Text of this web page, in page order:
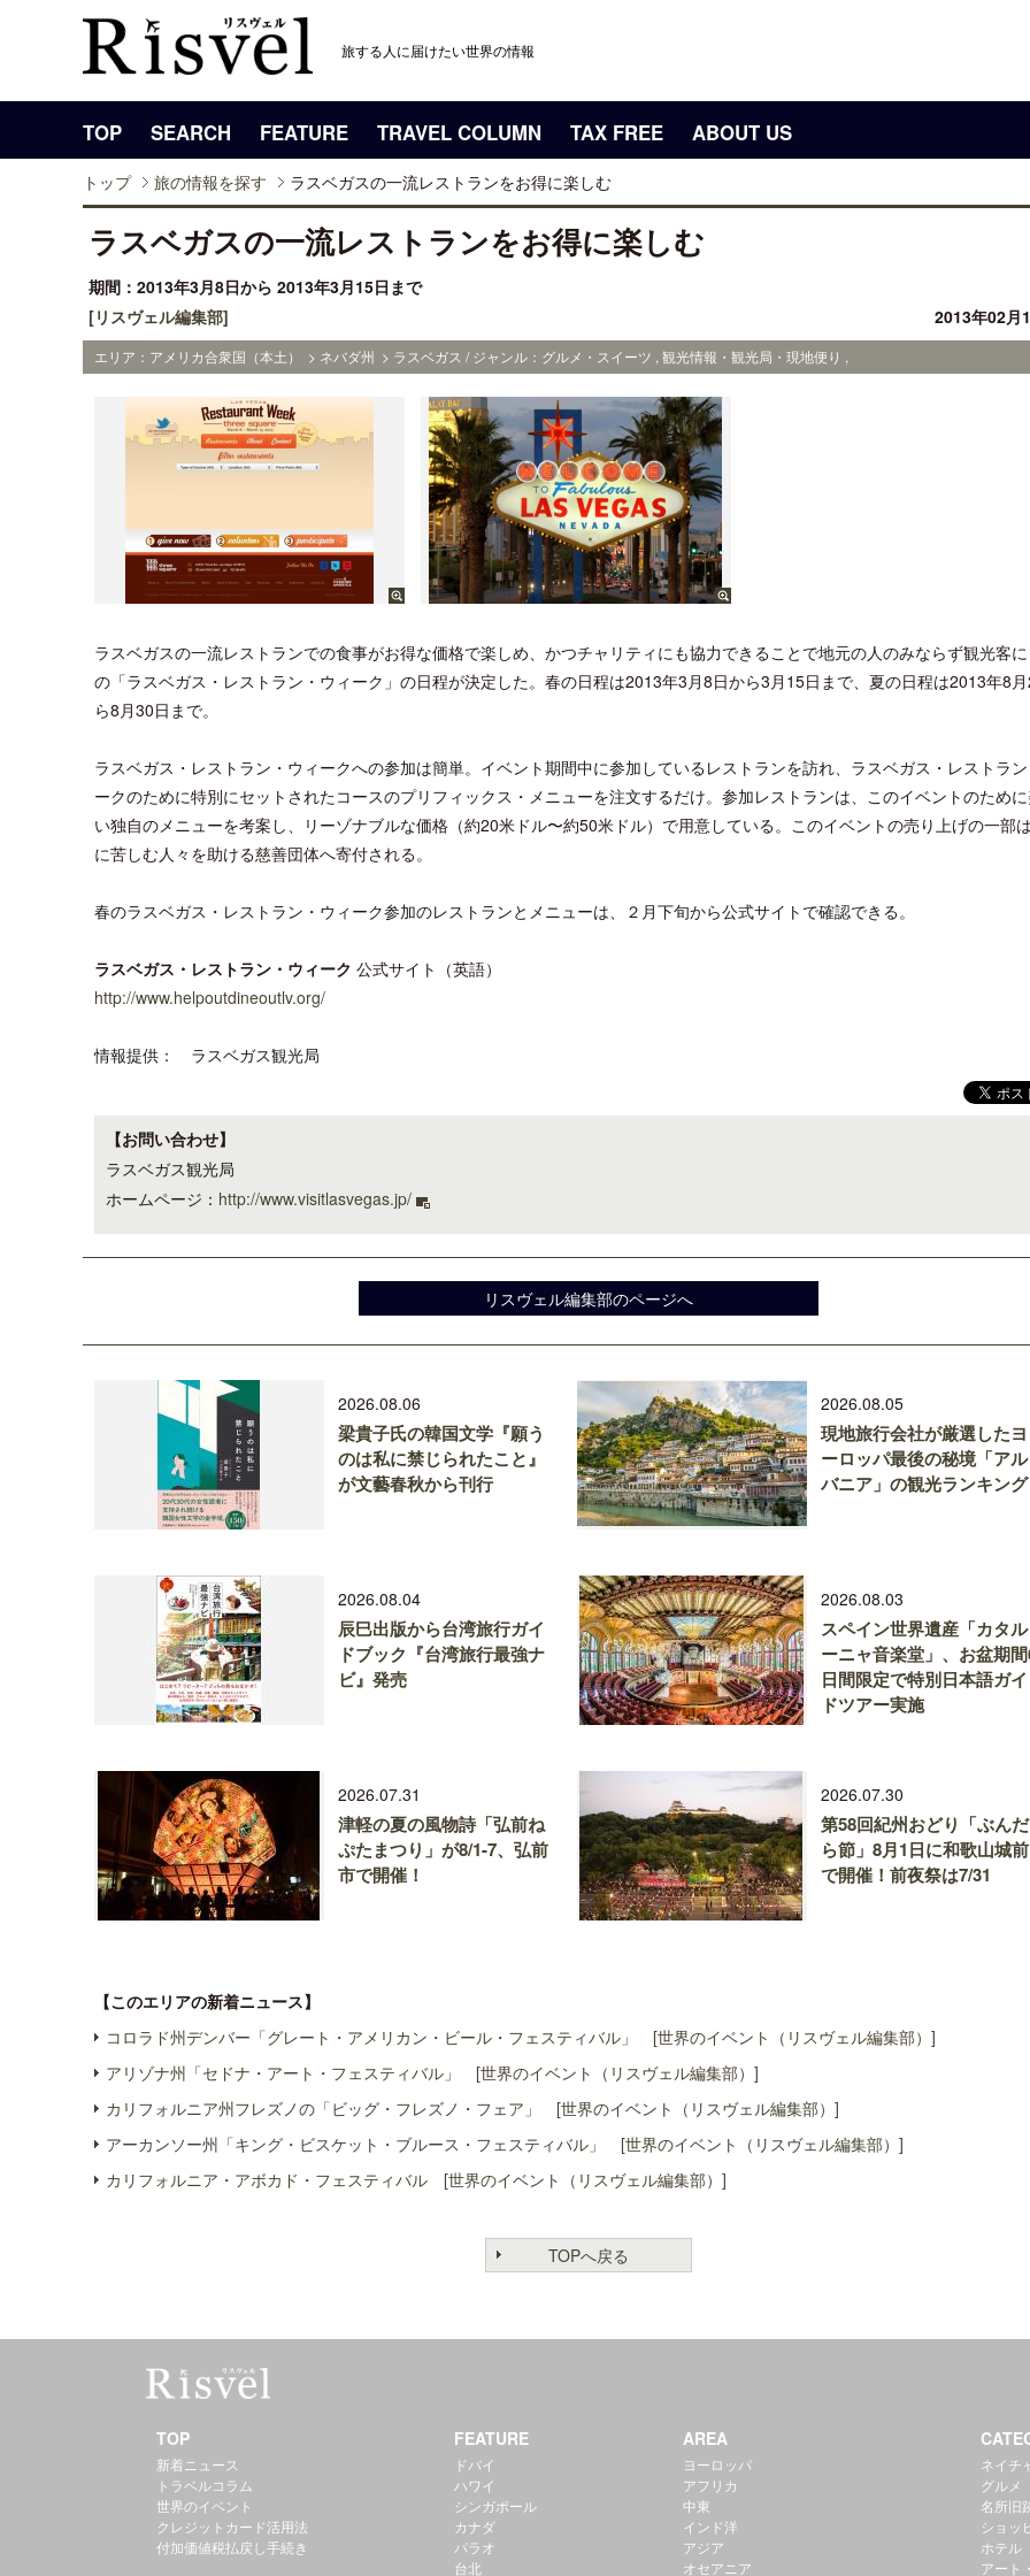
旅する人に届けたい世界の情報
TOP SEARCH FEATURE TRAVEL COLUMN TAX FREE ABOUT US
トップ 旅の情報を探す ラスベガスの一流レストランをお得に楽しむ
ラスベガスの一流レストランをお得に楽しむ
期間：2013年3月8日から 2013年3月15日まで
[リスヴェル編集部]
2013年02月
エリア：アメリカ合衆国（本土） > ネバダ州 > ラスベガス / ジャンル：グルメ・スイーツ , 観光情報・観光局・現地便り ,
ラスベガスの一流レストランでの食事がお得な価格で楽しめ、かつチャリティにも協力できることで地元の人のみならず観光客
の「ラスベガス・レストラン・ウィーク」の日程が決定した。春の日程は2013年3月8日から3月15日まで、夏の日程は2013年8
ら8月30日まで。
ラスベガス・レストラン・ウィークへの参加は簡単。イベント期間中に参加しているレストランを訪れ、ラスベガス・レストラ
ークのために特別にセットされたコースのプリフィックス・メニューを注文するだけ。参加レストランは、このイベントのため
い独自のメニューを考案し、リーゾナブルな価格（約20米ドル〜約50米ドル）で用意している。このイベントの売り上げの一部
に苦しむ人々を助ける慈善団体へ寄付される。
春のラスベガス・レストラン・ウィーク参加のレストランとメニューは、２月下旬から公式サイトで確認できる。
ラスベガス・レストラン・ウィーク 公式サイト（英語）
http://www.helpoutdineoutlv.org/
情報提供： ラスベガス観光局
【お問い合わせ】
ラスベガス観光局
ホームページ： http://www.visitlasvegas.jp/
リスヴェル編集部のページへ
2026.08.06
梁貴子氏の韓国文学『願う
のは私に禁じられたこと』
が文藝春秋から刊行
2026.08.05
現地旅行会社が厳選したヨ
ーロッパ最後の秘境「アル
バニア」の観光ランキング
2026.08.04
辰巳出版から台湾旅行ガイ
ドブック『台湾旅行最強ナ
ビ』発売
2026.08.03
スペイン世界遺産「カタル
ーニャ音楽堂」、お盆期
日間限定で特別日本語ガイ
ドツアー実施
2026.07.31
津軽の夏の風物詩「弘前ね
ぷたまつり」が8/1-7、弘前
市で開催！
2026.07.30
第58回紀州おどり「ぶんだ
ら節」8月1日に和歌山城前
で開催！前夜祭は7/31
【このエリアの新着ニュース】
コロラド州デンバー「グレート・アメリカン・ビール・フェスティバル」 [世界のイベント（リスヴェル編集部）]
アリゾナ州「セドナ・アート・フェスティバル」 [世界のイベント（リスヴェル編集部）]
カリフォルニア州フレズノの「ビッグ・フレズノ・フェア」 [世界のイベント（リスヴェル編集部）]
アーカンソー州「キング・ビスケット・ブルース・フェスティバル」 [世界のイベント（リスヴェル編集部）]
カリフォルニア・アボカド・フェスティバル [世界のイベント（リスヴェル編集部）]
TOPへ戻る
TOP
新着ニュース
トラベルコラム
世界のイベント
クレジットカード活用法
付加価値税払戻し手続き
FEATURE
ドバイ
ハワイ
シンガポール
カナダ
パラオ
台北
AREA
ヨーロッパ
アフリカ
中東
インド洋
アジア
オセアニア
ネイチ
グルメ
名所旧
ショッ
ホテル
アート